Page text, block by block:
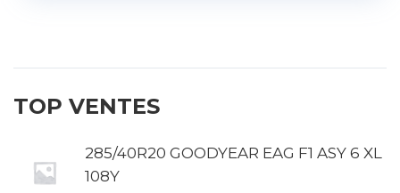
TOP VENTES
285/40R20 GOODYEAR EAG F1 ASY 6 XL
108Y